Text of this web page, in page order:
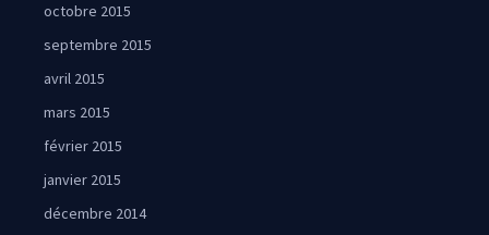
octobre 2015
septembre 2015
avril 2015
mars 2015
février 2015
janvier 2015
décembre 2014